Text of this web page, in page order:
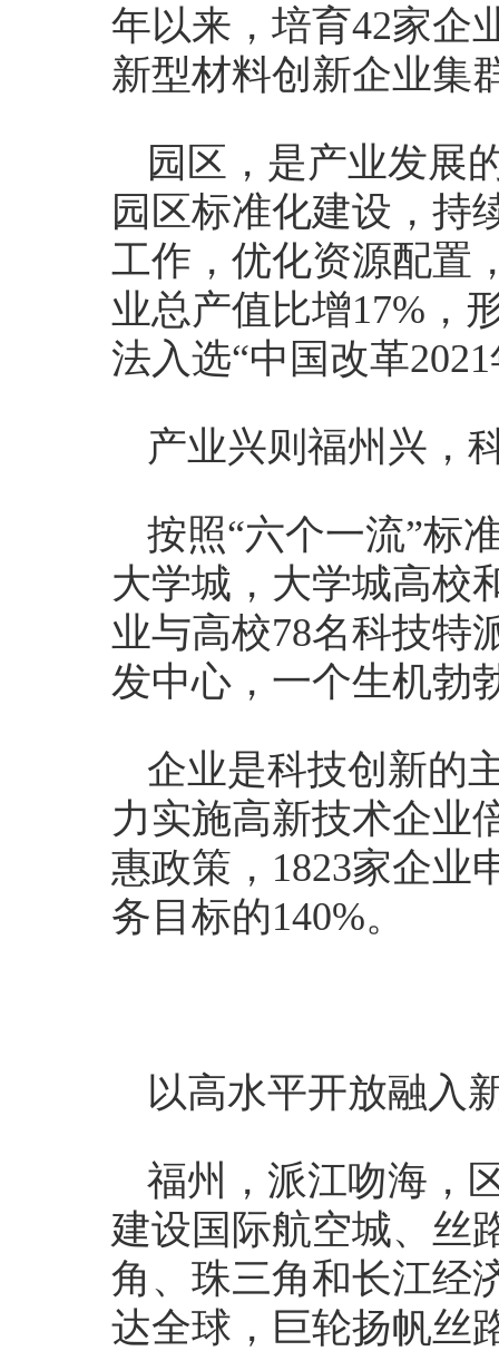
年以来，培育42家企
新型材料创新企业集
园区，是产业发展
园区标准化建设，持
工作，优化资源配置
业总产值比增17%，
法入选“中国改革
产业兴则福州兴，
按照“六个一流”标
大学城，大学城高校
业与高校78名科技特
发中心，一个生机勃
企业是科技创新的
力实施高新技术企业
惠政策，1823家企业
务目标的140%。
以高水平开放融入
福州，派江吻海，
建设国际航空城、丝
角、珠三角和长江经
达全球，巨轮扬帆丝